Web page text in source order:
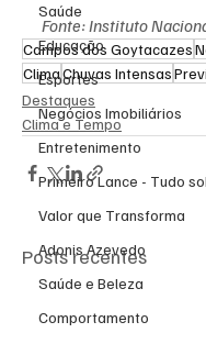
Saúde
Educação
Esportes
Negócios Imobiliários
Entretenimento
Primeiro Lance - Tudo
Valor que Transforma
Adonis Azevedo
Saúde e Beleza
Comportamento
Fonte: Instituto
Campos dos Goytacazes
ClimaChuvas Intensas
Destaques
Clima e Tempo
Posts recentes